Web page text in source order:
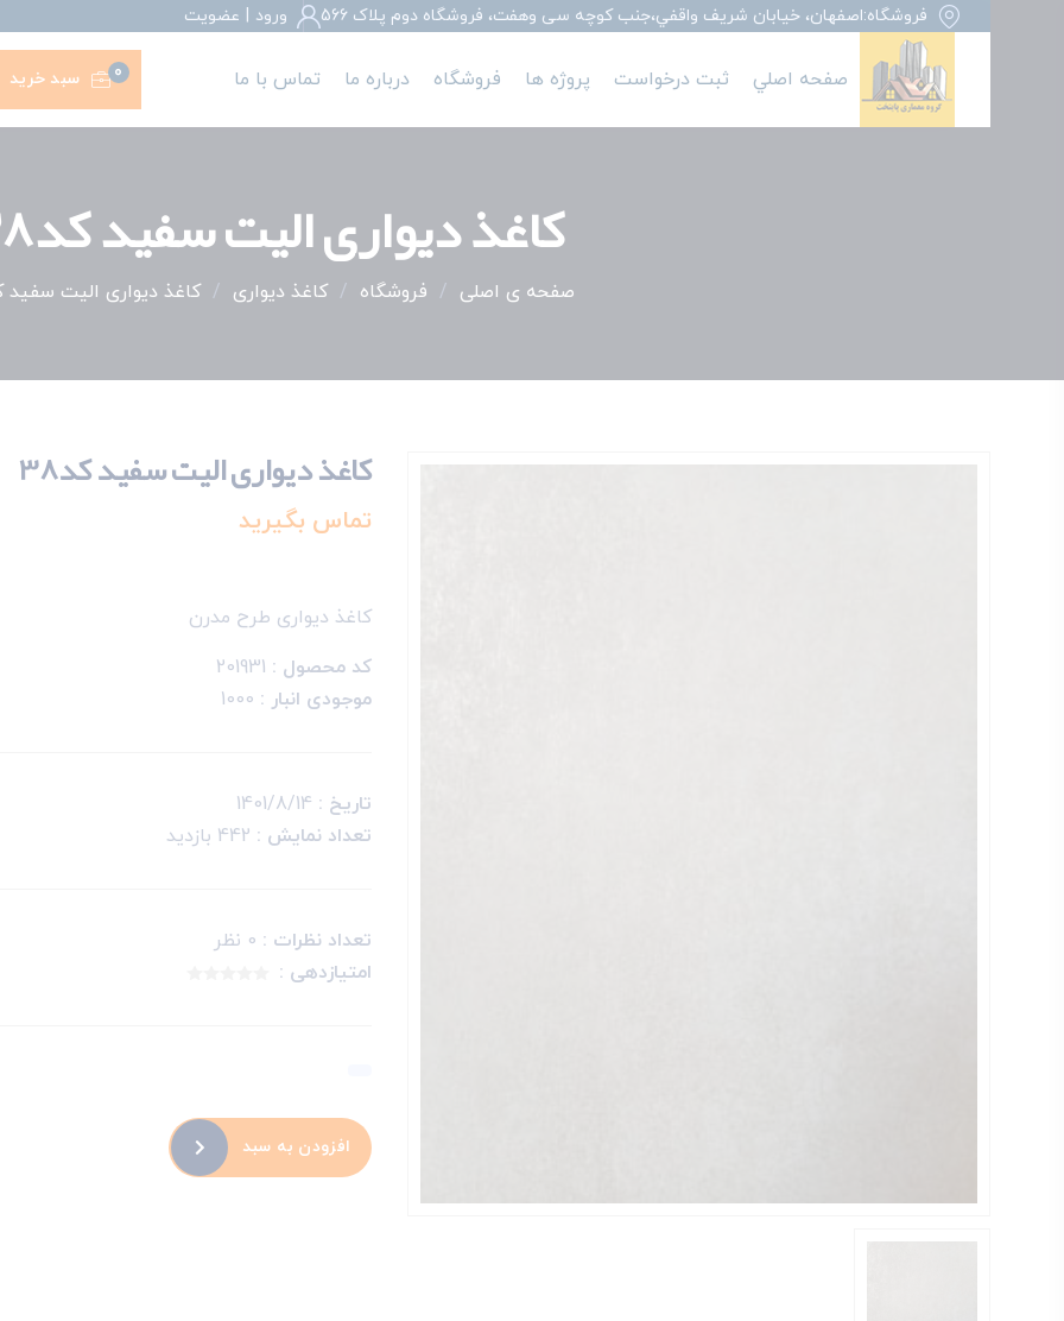
فروشگاه:اصفهان، خيابان شريف واقفي،جنب کوچه سی وهفت، فروشگاه دوم پلاک 566 ورود | عضويت
صفحه اصلي ثبت درخواست پروژه ها فروشگاه درباره ما تماس با ما سبد خرید 0
کاغذ دیواری الیت سفید کد38
صفحه ی اصلی / فروشگاه /کاغذ دیواری /کاغذ دیواری الیت سفید
کاغذ دیواری الیت سفید کد38
تماس بگیرید
کاغذ دیواری طرح مدرن
کد محصول : 201931
موجودی انبار : 1000
تاریخ : 1401/8/14
تعداد نمایش : 442 بازدید
تعداد نظرات : 0 نظر
امتیازدهی :
افزودن به سبد